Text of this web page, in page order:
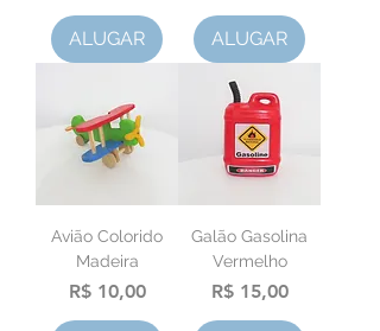
ALUGAR ALUGAR
Avião Colorido
Madeira
Preço
R$ 10,00
Galão Gasolina
Vermelho
Preço
R$ 15,00